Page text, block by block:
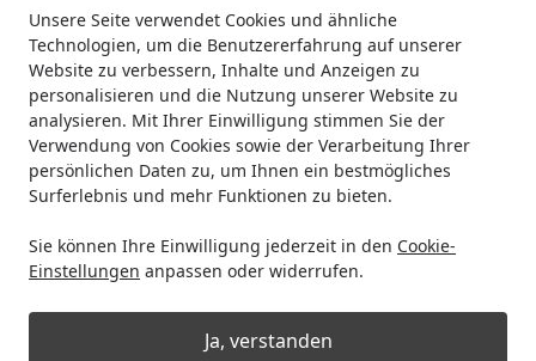
Unsere Seite verwendet Cookies und ähnliche
Technologien, um die Benutzererfahrung auf unserer
Website zu verbessern, Inhalte und Anzeigen zu
personalisieren und die Nutzung unserer Website zu
analysieren. Mit Ihrer Einwilligung stimmen Sie der
Verwendung von Cookies sowie der Verarbeitung Ihrer
persönlichen Daten zu, um Ihnen ein bestmögliches
Surferlebnis und mehr Funktionen zu bieten.
Sie können Ihre Einwilligung jederzeit in den Cookie-
Einstellungen anpassen oder widerrufen.
Ja, verstanden
Startseite
Motorradteile & Ersatzteile Filter & Schläuche
Hiflofiltro Luftfilter HFA4912